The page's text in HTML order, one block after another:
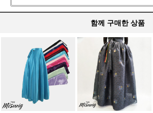
함께 구매한 상품